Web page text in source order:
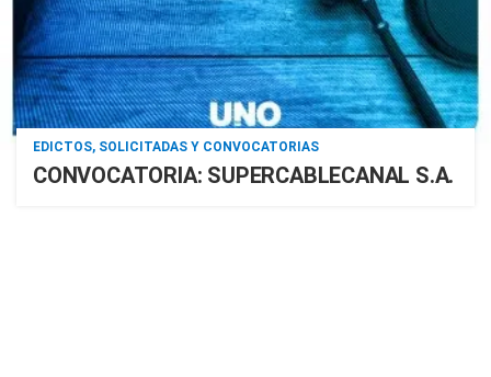
EDICTOS, SOLICITADAS Y CONVOCATORIAS
CONVOCATORIA: SUPERCABLECANAL S.A.